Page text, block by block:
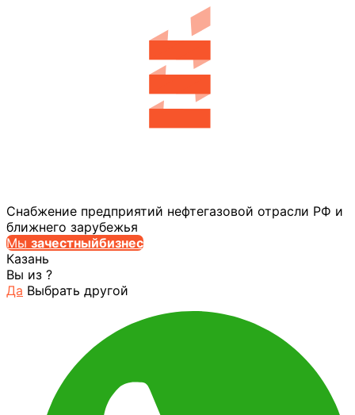
Снабжение предприятий нефтегазовой отрасли РФ и
ближнего зарубежья
Мы зачестныйбизнес
Казань
Вы из ?
Да Выбрать другой